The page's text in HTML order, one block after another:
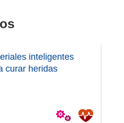
inteligentes
curar heridas